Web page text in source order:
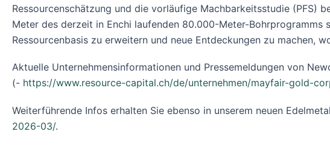
Ressourcenschätzung und die vorläufige Machbarkeitsstudie (PFS)
Meter des derzeit in Enchi laufenden 80.000-Meter-
Ressourcenbasis zu erweitern und neue Entdeckungen zu machen,
Aktuelle Unternehmensinformationen und Pressemeldungen von
(- https://www.resource-capital.ch/de/unternehmen/mayfair-gold-
Weiterführende Infos erhalten Sie ebenso in unserem neuen
2026-03/.